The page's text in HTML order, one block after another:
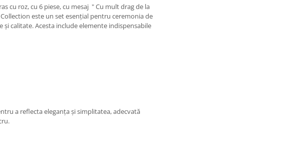
cu roz, cu 6 piese, cu mesaj " Cu mult drag de la
este un set esențial pentru ceremonia de
calitate. Acesta include elemente indispensabile
a reflecta eleganța și simplitatea, adecvată